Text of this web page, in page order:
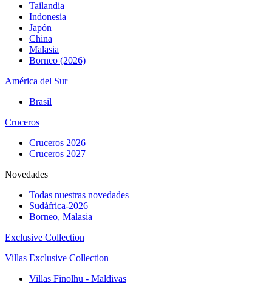
Tailandia
Indonesia
Japón
China
Malasia
Borneo (2026)
América del Sur
Brasil
Cruceros
Cruceros 2026
Cruceros 2027
Novedades
Todas nuestras novedades
Sudáfrica-2026
Borneo, Malasia
Exclusive Collection
Villas Exclusive Collection
Villas Finolhu - Maldivas